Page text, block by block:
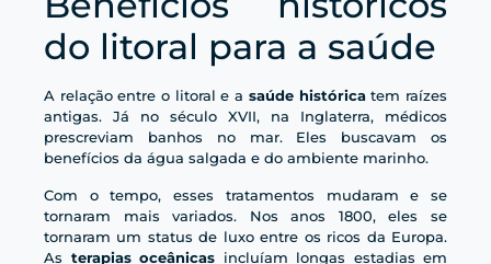
do litoral para a saúde
A relação entre o litoral e a saúde históricatem raízes
antigas. Já no século XVII, na Inglaterra, médicos
prescreviam banhos no mar. Eles buscavam os
benefícios da água salgada e do ambiente marinho.
Com o tempo, esses tratamentos mudaram e se
tornaram mais variados. Nos anos 1800, eles se
tornaram um status de luxo entre os ricos da Europa.
As terapias oceânicas incluíam longas estadias em